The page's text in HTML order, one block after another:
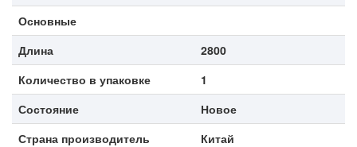
Основные
Длина
2800
Количество в упаковке
1
Состояние
Новое
Страна производитель
Китай